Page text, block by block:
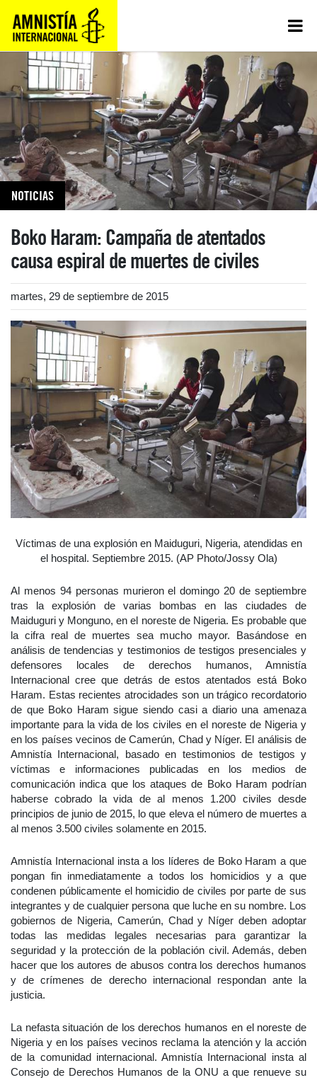
NOTICIAS
Boko Haram: Campaña de atentados
causa espiral de muertes de civiles
martes, 29 de septiembre de 2015
Víctimas de una explosión en Maiduguri, Nigeria, atendidas en
el hospital. Septiembre 2015. (AP Photo/Jossy Ola)
Al menos 94 personas murieron el domingo 20 de septiembre
tras la explosión de varias bombas en las ciudades de
Maiduguri y Monguno, en el noreste de Nigeria. Es probable que
la cifra real de muertes sea mucho mayor. Basándose en
análisis de tendencias y testimonios de testigos presenciales y
defensores locales de derechos humanos, Amnistía
Internacional cree que detrás de estos atentados está Boko
Haram. Estas recientes atrocidades son un trágico recordatorio
de que Boko Haram sigue siendo casi a diario una amenaza
importante para la vida de los civiles en el noreste de Nigeria y
en los países vecinos de Camerún, Chad y Níger. El análisis de
Amnistía Internacional, basado en testimonios de testigos y
víctimas e informaciones publicadas en los medios de
comunicación indica que los ataques de Boko Haram podrían
haberse cobrado la vida de al menos 1.200 civiles desde
principios de junio de 2015, lo que eleva el número de muertes a
al menos 3.500 civiles solamente en 2015.
Amnistía Internacional insta a los líderes de Boko Haram a que
pongan fin inmediatamente a todos los homicidios y a que
condenen públicamente el homicidio de civiles por parte de sus
integrantes y de cualquier persona que luche en su nombre. Los
gobiernos de Nigeria, Camerún, Chad y Níger deben adoptar
todas las medidas legales necesarias para garantizar la
seguridad y la protección de la población civil. Además, deben
hacer que los autores de abusos contra los derechos humanos
y de crímenes de derecho internacional respondan ante la
justicia.
La nefasta situación de los derechos humanos en el noreste de
Nigeria y en los países vecinos reclama la atención y la acción
de la comunidad internacional. Amnistía Internacional insta al
Consejo de Derechos Humanos de la ONU a que renueve su